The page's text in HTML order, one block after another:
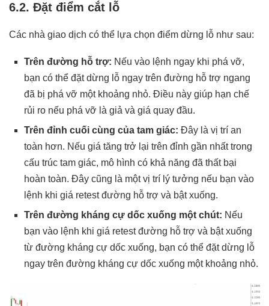
6.2. Đặt điểm cắt lỗ
Các nhà giao dịch có thể lựa chọn điểm dừng lỗ như sau:
Trên đường hỗ trợ: Nếu vào lệnh ngay khi phá vỡ,
bạn có thể đặt dừng lỗ ngay trên đường hỗ trợ ngang
đã bị phá vỡ một khoảng nhỏ. Điều này giúp hạn chế
rủi ro nếu phá vỡ là giả và giá quay đầu.
Trên đỉnh cuối cùng của tam giác: Đây là vị trí an
toàn hơn. Nếu giá tăng trở lại trên đỉnh gần nhất trong
cấu trúc tam giác, mô hình có khả năng đã thất bại
hoàn toàn. Đây cũng là một vị trí lý tưởng nếu bạn vào
lệnh khi giá retest đường hỗ trợ và bật xuống.
Trên đường kháng cự dốc xuống một chút: Nếu
bạn vào lệnh khi giá retest đường hỗ trợ và bật xuống
từ đường kháng cự dốc xuống, bạn có thể đặt dừng lỗ
ngay trên đường kháng cự dốc xuống một khoảng nhỏ.